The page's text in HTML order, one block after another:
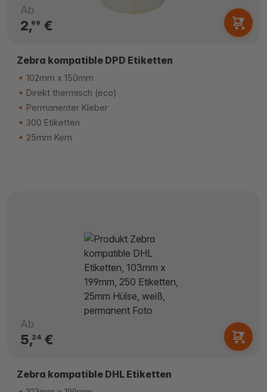
Ab
2,99 €
Zebra kompatible DPD Etiketten
102mm x 150mm
Direkt thermisch (eco)
Permanenter Kleber
300 Etiketten
25mm Kern
Ab
5,24€
Zebra kompatible DHL Etiketten